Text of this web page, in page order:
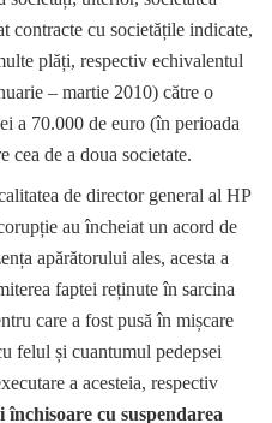
contracte cu societățile indicate,
plăți, respectiv echivalentul
– martie 2010) către o
a 70.000 de euro (în perioada
cea de a doua societate.
de director general al HP
au încheiat un acord de
apărătorului ales, acesta a
faptei reținute în sarcina
care a fost pusă în mișcare
felul și cuantumul pedepsei
a acesteia, respectiv
închisoare cu suspendarea